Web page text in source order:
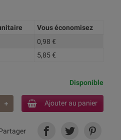
Vous économisez
0,98 €
5,85 €
Disponible
Ajouter au panier